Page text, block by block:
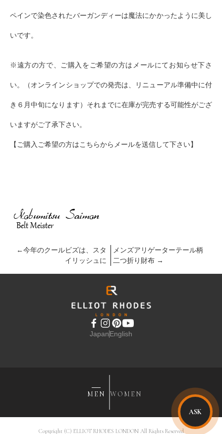
ペインで染色されたバーガンディーは魔法にかかったように美し
いです。
※遠方の方で、ご購入をご希望の方はメールにてお知らせ下さ
い。（オンラインショップでの発売は、リニューアル準備中に付
き６月中旬になります）それまでに在庫が完売する可能性がござ
いますがご了承下さい。
【ご購入ご希望の方はこちらからメールを送信して下さい】
←今年のクールビズは、スタ
イリッシュに
メンズアリゲーターテール柄
二つ折り財布 →
ASK
JapanEnglish
MEN WOMEN
Copyright (C) ELLIOT RHODES LONDON All Rights Reserved